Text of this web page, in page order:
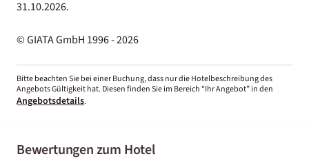
31.10.2026.
© GIATA GmbH 1996 - 2026
Bitte beachten Sie bei einer Buchung, dass nur die Hotelbeschreibung des
Angebots Gültigkeit hat. Diesen finden Sie im Bereich “Ihr Angebot” in den
Angebotsdetails.
Bewertungen zum Hotel